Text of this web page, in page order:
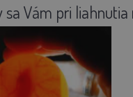
Vám pri